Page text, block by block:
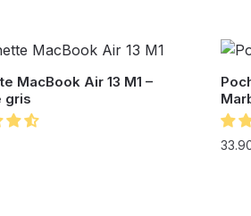
MacBook Air 13 M1 –
gris